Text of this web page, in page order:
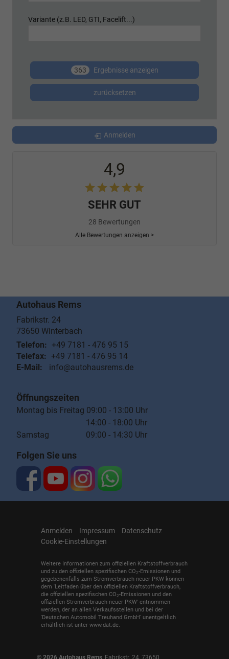
Variante (z.B. LED, GTI, Facelift...)
363 Ergebnisse anzeigen
zurücksetzen
Anmelden
4,9
SEHR GUT
28 Bewertungen
Alle Bewertungen anzeigen >
Autohaus Rems
Fabrikstr. 24
73650 Winterbach
Telefon: +49 7181 - 476 95 15
Telefax: +49 7181 - 476 95 14
E-Mail:
info@autohausrems.de
Öffnungszeiten
Montag bis Freitag 09:00 - 13:00 Uhr
14:00 - 18:00 Uhr
Samstag 09:00 - 14:30 Uhr
Folgen Sie uns
Anmelden Impressum
Datenschutz
Cookie-Einstellungen
Weitere Informationen zum offiziellen Kraftstoffverbrauch
und zu den offiziellen spezifischen CO2-Emissionen und
gegebenenfalls zum Stromverbrauch neuer PKW können
dem 'Leitfaden über den offiziellen Kraftstoffverbrauch,
die offiziellen spezifischen CO2-Emissionen und den
offiziellen Stromverbrauch neuer PKW' entnommen
werden, der an allen Verkaufsstellen und bei der
'Deutschen Automobil Treuhand GmbH' unentgeltlich
erhältlich ist unter www.dat.de.